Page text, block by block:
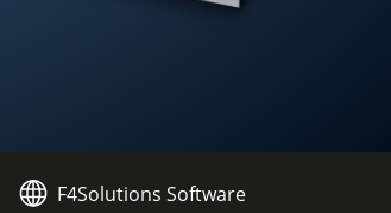
F4Solutions Software